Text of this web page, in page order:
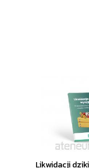
Likwidacji